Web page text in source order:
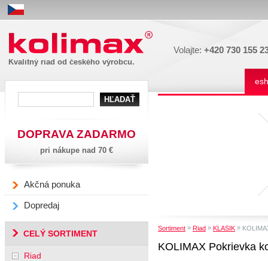
Kolimax
Sortiment » Riad » KLASIK »
KOLIMAX Pokrievka
DOPRAVA ZADARMO
pri nákupe nad 70 €
Akčná ponuka
Dopredaj
CELÝ SORTIMENT
Riad
Kvalitný riad od českého výrobcu.
Volajte: +420 730 155